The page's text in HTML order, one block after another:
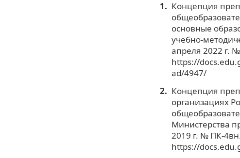
Концепция
основные
учебно-
апреля 2022 г.
https://
ad/4947/
Концепция
организациях
Министерства
2019 г. № ПК-
https://